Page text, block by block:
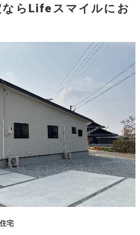
ならLifeスマイルにお
宅